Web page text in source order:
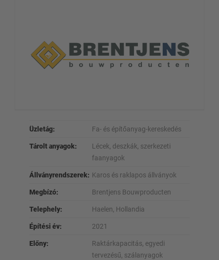
Üzletág: Fa- és építőanyag-kereskedés
Tárolt anyagok:
Lécek, deszkák, szerkezeti
faanyagok
Állványrendszerek: Karos és raklapos állványok
Megbízó: Brentjens Bouwproducten
Telephely: Haelen, Hollandia
Építési év: 2021
Előny:
Raktárkapacitás, egyedi
tervezésű, szálanyagok